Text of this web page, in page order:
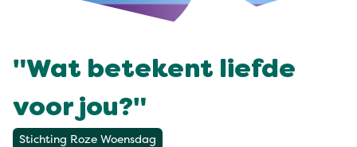
"Wat betekent liefde
voor jou?"
Stichting Roze Woensdag